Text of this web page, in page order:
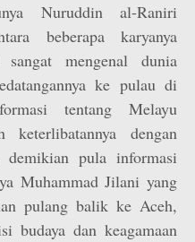
Nuruddin al-Raniri
beberapa karyanya
mengenal dunia
ke pulau di
tentang Melayu
dengan
pula informasi
Muhammad Jilani yang
pulang balik ke Aceh,
budaya dan keagamaan